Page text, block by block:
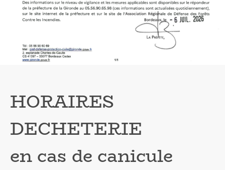
HORAIRES
DECHETERIE
en cas de canicule